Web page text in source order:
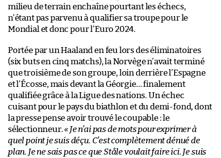
milieu de terrain enchaîne pourtant les échecs,
n’étant pas parvenu à qualifier sa troupe pour le
Mondial et donc pour l’Euro 2024.
Portée par un Haaland en feu lors des éliminatoires
(six buts en cinq matchs), la Norvège n’avait terminé
que troisième de son groupe, loin derrière l’Espagne
et l’Écosse, mais devant la Géorgie… finalement
qualifiée grâce à la Ligue des nations. Un échec
cuisant pour le pays du biathlon et du demi-fond, dont
la presse pense avoir trouvé le coupable : le
sélectionneur.« Je n’ai pas de mots pour exprimer à
quel point je suis déçu. C’est complètement dénué de
plan. Je ne sais pas ce que Ståle voulait faire ici. Je suis